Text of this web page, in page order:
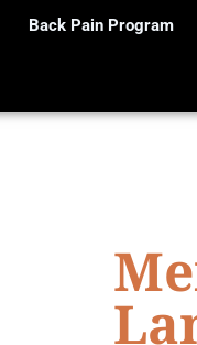
Back Pain Program